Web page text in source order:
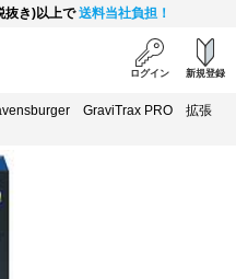
抜き)以上で送料当社負担！
ログイン 新規登録
GraviTrax PRO 拡張